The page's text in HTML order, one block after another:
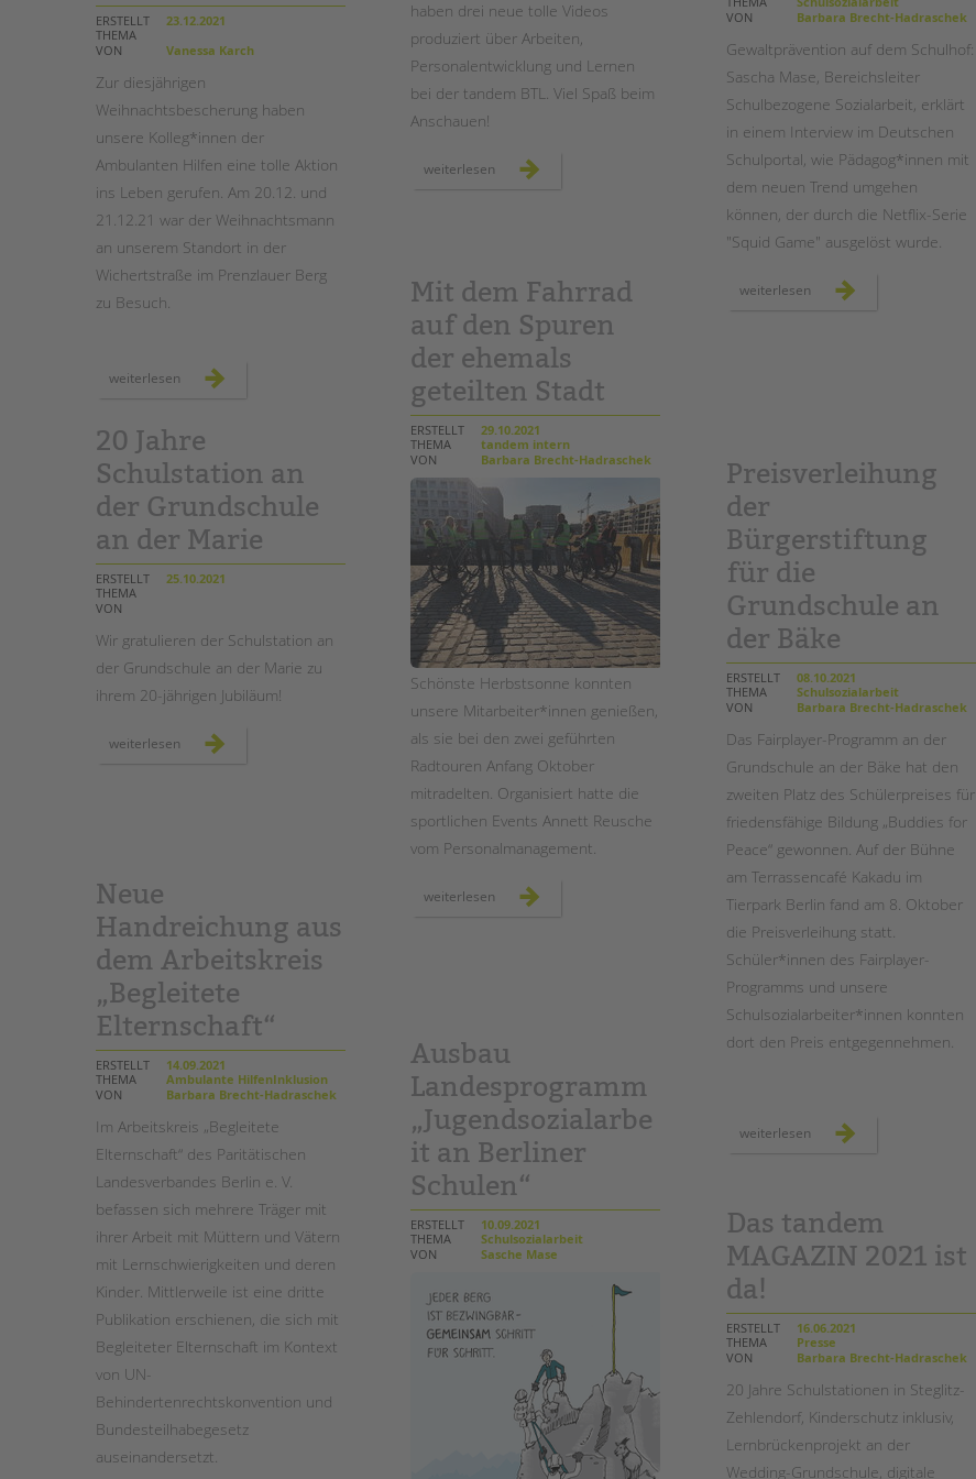
STADTTEILARBEIT
ERSTELLT
23.12.2021
THEMA
VON
Vanessa Karch
Zur diesjährigen
Weihnachtsbescherung haben
unsere Kolleg*innen der
Ambulanten Hilfen eine tolle Aktion
ins Leben gerufen. Am 20.12. und
21.12.21 war der Weihnachtsmann
an unserem Standort in der
Wichertstraße im Prenzlauer Berg
zu Besuch.
weiterlesen
weihnachtmann
den
ambulanten
hilfen
haben drei neue tolle Videos
produziert über Arbeiten,
Personalentwicklung und Lernen
bei der tandem BTL. Viel Spaß beim
Anschauen!
weiterlesen neue
videos
VON
Barbara Brecht-Hadraschek
Gewaltprävention auf dem Schulhof:
Sascha Mase, Bereichsleiter
Schulbezogene Sozialarbeit, erklärt
in einem Interview im Deutschen
Schulportal, wie Pädagog*innen mit
dem neuen Trend umgehen
können, der durch die Netflix-Serie
"Squid Game" ausgelöst wurde.
weiterlesen gewaltprävention:
Mit dem Fahrrad
auf den Spuren
der ehemals
geteilten Stadt
ERSTELLT
29.10.2021
THEMA
tandem intern
VON
Barbara Brecht-Hadraschek
Schönste Herbstsonne konnten
unsere Mitarbeiter*innen genießen,
als sie bei den zwei geführten
Radtouren Anfang Oktober
mitradelten. Organisiert hatte die
sportlichen Events Annett Reusche
vom Personalmanagement.
weiterlesen
20 Jahre
Schulstation an
der Grundschule
an der Marie
ERSTELLT
25.10.2021
THEMA
VON
Wir gratulieren der Schulstation an
der Grundschule an der Marie zu
ihrem 20-jährigen Jubiläum!
weiterlesen
Preisverleihung
der
Bürgerstiftung
für die
Grundschule an
der Bäke
ERSTELLT
08.10.2021
THEMA
Schulsozialarbeit
VON
Barbara Brecht-Hadraschek
Das Fairplayer-Programm an der
Grundschule an der Bäke hat den
zweiten Platz des Schülerpreises für
friedensfähige Bildung „Buddies for
Peace“ gewonnen. Auf der Bühne
am Terrassencafé Kakadu im
Tierpark Berlin fand am 8. Oktober
die Preisverleihung statt.
Schüler*innen des Fairplayer-
Programms und unsere
Schulsozialarbeiter*innen konnten
dort den Preis entgegennehmen.
weiterlesen preisverleihung
der
bäke
Neue
Handreichung aus
dem Arbeitskreis
„Begleitete
Elternschaft“
ERSTELLT
14.09.2021
THEMA
Ambulante HilfenInklusion
VON
Barbara Brecht-Hadraschek
Im Arbeitskreis „Begleitete
Elternschaft“ des Paritätischen
Landesverbandes Berlin e. V.
befassen sich mehrere Träger mit
ihrer Arbeit mit Müttern und Vätern
mit Lernschwierigkeiten und deren
Kinder. Mittlerweile ist eine dritte
Publikation erschienen, die sich mit
Begleiteter Elternschaft im Kontext
von UN-
Behindertenrechtskonvention und
Bundesteilhabegesetz
auseinandersetzt.
Ausbau
Landesprogramm
„Jugendsozialarbe
it an Berliner
Schulen“
ERSTELLT
10.09.2021
THEMA
Schulsozialarbeit
VON
Sasche Mase
Das tandem
MAGAZIN 2021 ist
da!
ERSTELLT
16.06.2021
THEMA
Presse
VON
Barbara Brecht-Hadraschek
20 Jahre Schulstationen in Steglitz-
Zehlendorf, Kinderschutz inklusiv,
Lernbrückenprojekt an der
Wedding-Grundschule, digitale